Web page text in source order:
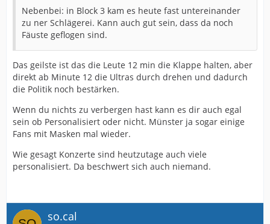
Nebenbei: in Block 3 kam es heute fast untereinander
zu ner Schlägerei. Kann auch gut sein, dass da noch
Fäuste geflogen sind.
Das geilste ist das die Leute 12 min die Klappe halten, aber
direkt ab Minute 12 die Ultras durch drehen und dadurch
die Politik noch bestärken.
Wenn du nichts zu verbergen hast kann es dir auch egal
sein ob Personalisiert oder nicht. Münster ja sogar einige
Fans mit Masken mal wieder.
Wie gesagt Konzerte sind heutzutage auch viele
personalisiert. Da beschwert sich auch niemand.
so.cal